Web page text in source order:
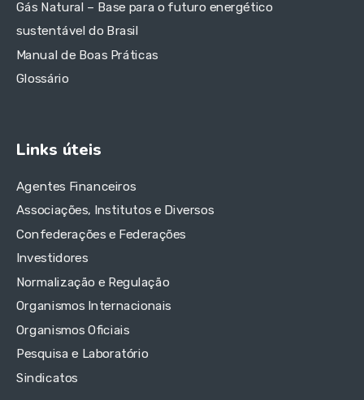
Gás Natural – Base para o futuro energético
sustentável do Brasil
Manual de Boas Práticas
Glossário
Links úteis
Agentes Financeiros
Associações, Institutos e Diversos
Confederações e Federações
Investidores
Normalização e Regulação
Organismos Internacionais
Organismos Oficiais
Pesquisa e Laboratório
Sindicatos